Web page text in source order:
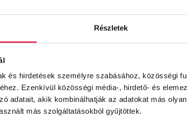
Részletek
és hirdetések személyre szabásához, közösségi
Ezenkívül közösségi média-, hirdető- és
adatait, akik kombinálhatják az adatokat más
más szolgáltatásokból gyűjtöttek.